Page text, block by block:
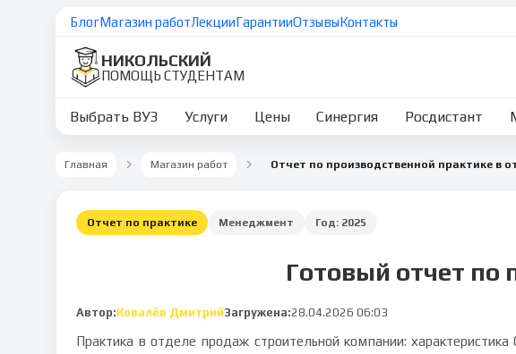
БлогМагазин работЛекцииГарантииОтзывыКонтакты
НИКОЛЬСКИЙ
ПОМОЩЬ СТУДЕНТАМ
Выбрать ВУЗ Услуги Цены Синергия Росдистант
Главная Магазин работ Отчет по производственной практике в
Отчет по практике Менеджмент Год: 2025
Готовый отчет
Автор:Ковалёв ДмитрийЗагружена:28.04.2026 06:03
Практика в отделе продаж строительной компании: